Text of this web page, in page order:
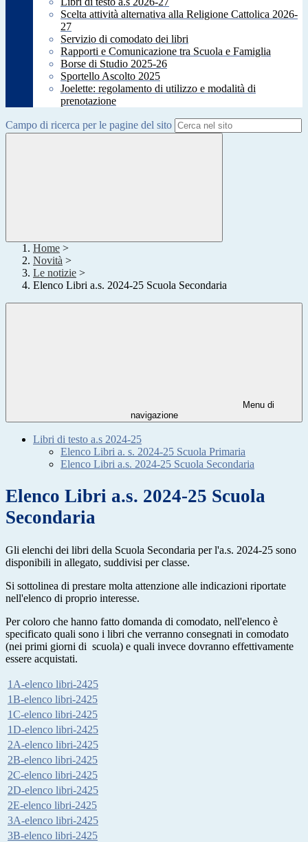
Scelta attività alternativa alla Religione Cattolica 2026-
27
Servizio di comodato dei libri
Rapporti e Comunicazione tra Scuola e Famiglia
Borse di Studio 2025-26
Sportello Ascolto 2025
Joelette: regolamento di utilizzo e modalità di
prenotazione
Campo di ricerca per le pagine del sito
Home >
Novità >
Le notizie >
Elenco Libri a.s. 2024-25 Scuola Secondaria
Menu di
navigazione
Libri di testo a.s 2024-25
Elenco Libri a. s. 2024-25 Scuola Primaria
Elenco Libri a.s. 2024-25 Scuola Secondaria
Elenco Libri a.s. 2024-25 Scuola
Secondaria
Gli elenchi dei libri della Scuola Secondaria per l'a.s. 2024-25 sono
disponibili in allegato, suddivisi per classe.
Si sottolinea di prestare molta attenzione alle indicazioni riportate
nell'elenco di proprio interesse.
Per coloro che hanno fatto domanda di comodato, nell'elenco è
specificato quali sono i libri che verranno consegnati in comodato
(nei primi giorni di scuola) e quali invece dovranno effettivamente
essere acquistati.
1A-elenco libri-2425
1B-elenco libri-2425
1C-elenco libri-2425
1D-elenco libri-2425
2A-elenco libri-2425
2B-elenco libri-2425
2C-elenco libri-2425
2D-elenco libri-2425
2E-elenco libri-2425
3A-elenco libri-2425
3B-elenco libri-2425